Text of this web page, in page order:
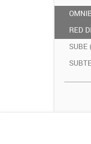
RED
SUBE